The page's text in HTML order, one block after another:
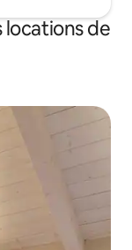
locations de